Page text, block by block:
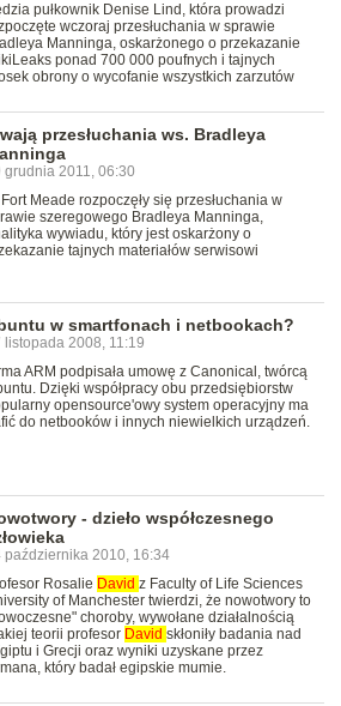
pułkownik Denise Lind, która prowadzi
wczoraj przesłuchania w sprawie
Manninga, oskarżonego o przekazanie
ponad 700 000 poufnych i tajnych
obrony o wycofanie wszystkich zarzutów
przesłuchania ws. Bradleya
grudnia 2011, 06:30
Meade rozpoczęły się przesłuchania w
szeregowego Bradleya Manninga,
wywiadu, który jest oskarżony o
tajnych materiałów serwisowi
w smartfonach i netbookach?
listopada 2008, 11:19
ARM podpisała umowę z Canonical, twórcą
Dzięki współpracy obu przedsiębiorstw
opensource'owy system operacyjny ma
do netbooków i innych niewielkich urządzeń.
- dzieło współczesnego
października 2010, 16:34
Rosalie David z Faculty of Life Sciences
of Manchester twierdzi, że nowotwory to
choroby, wywołane działalnością
teorii profesor David skłoniły badania nad
i Grecji oraz wyniki uzyskane przez
który badał egipskie mumie.